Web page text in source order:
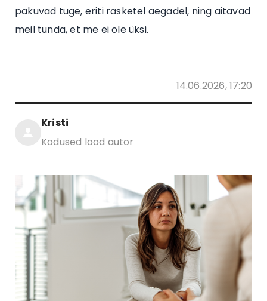
pakuvad tuge, eriti rasketel aegadel, ning aitavad
meil tunda, et me ei ole üksi.
14.06.2026, 17:20
Kristi
Kodused lood autor